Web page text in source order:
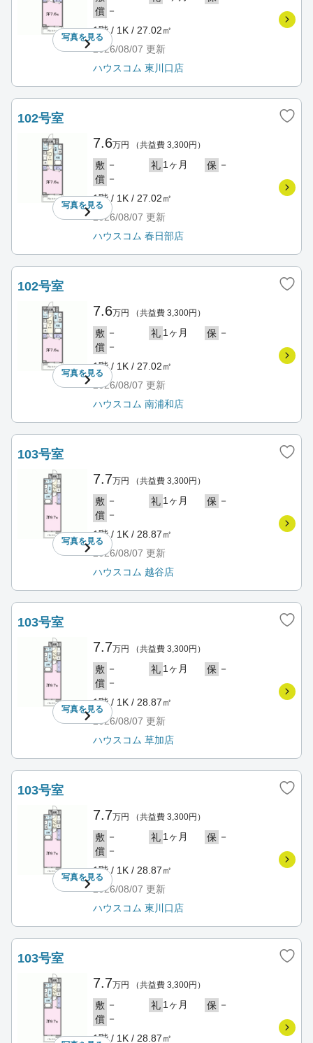
写真を見る
償 －
1階 / 1K / 27.02㎡
2026/08/07 更新
ハウスコム 東川口店
102号室
写真を見る
7.6万円 （共益費 3,300円）
敷 － 礼 1ヶ月 保 －
償 －
1階 / 1K / 27.02㎡
2026/08/07 更新
ハウスコム 春日部店
102号室
写真を見る
7.6万円 （共益費 3,300円）
敷 － 礼 1ヶ月 保 －
償 －
1階 / 1K / 27.02㎡
2026/08/07 更新
ハウスコム 南浦和店
103号室
写真を見る
7.7万円 （共益費 3,300円）
敷 － 礼 1ヶ月 保 －
償 －
1階 / 1K / 28.87㎡
2026/08/07 更新
ハウスコム 越谷店
103号室
写真を見る
7.7万円 （共益費 3,300円）
敷 － 礼 1ヶ月 保 －
償 －
1階 / 1K / 28.87㎡
2026/08/07 更新
ハウスコム 草加店
103号室
写真を見る
7.7万円 （共益費 3,300円）
敷 － 礼 1ヶ月 保 －
償 －
1階 / 1K / 28.87㎡
2026/08/07 更新
ハウスコム 東川口店
103号室
7.7万円 （共益費 3,300円）
敷 － 礼 1ヶ月 保 －
償 －
1階 / 1K / 28.87㎡